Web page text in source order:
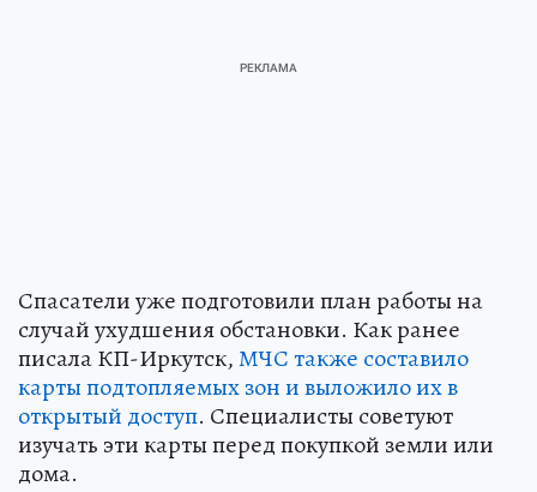
Спасатели уже подготовили план работы на
случай ухудшения обстановки. Как ранее
писала КП-Иркутск,МЧС также составило
карты подтопляемых зон и выложило их в
открытый доступ. Специалисты советуют
изучать эти карты перед покупкой земли или
дома.